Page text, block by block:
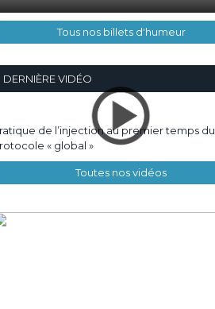
Tous nos billets d'humeur
DERNIÈRE VIDÉO
de l’injection au premier temps du
« global »
Toutes nos vidéos